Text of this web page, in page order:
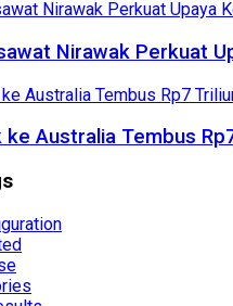
Nirawak Perkuat
ke Australia Tembus